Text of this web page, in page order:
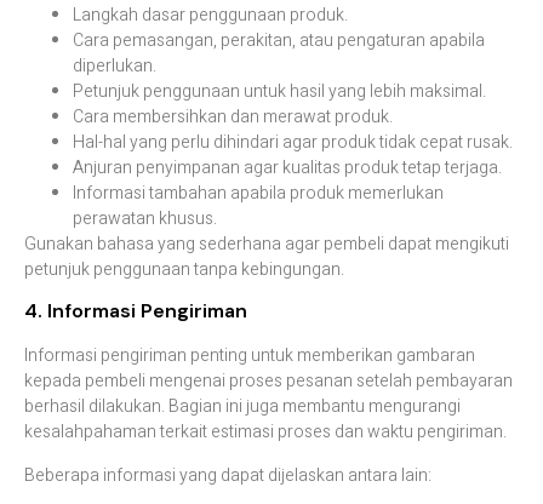
Langkah dasar penggunaan produk.
Cara pemasangan, perakitan, atau pengaturan apabila
diperlukan.
Petunjuk penggunaan untuk hasil yang lebih maksimal.
Cara membersihkan dan merawat produk.
Hal-hal yang perlu dihindari agar produk tidak cepat rusak.
Anjuran penyimpanan agar kualitas produk tetap terjaga.
Informasi tambahan apabila produk memerlukan
perawatan khusus.
Gunakan bahasa yang sederhana agar pembeli dapat mengikuti
petunjuk penggunaan tanpa kebingungan.
4. Informasi Pengiriman
Informasi pengiriman penting untuk memberikan gambaran
kepada pembeli mengenai proses pesanan setelah pembayaran
berhasil dilakukan. Bagian ini juga membantu mengurangi
kesalahpahaman terkait estimasi proses dan waktu pengiriman.
Beberapa informasi yang dapat dijelaskan antara lain: